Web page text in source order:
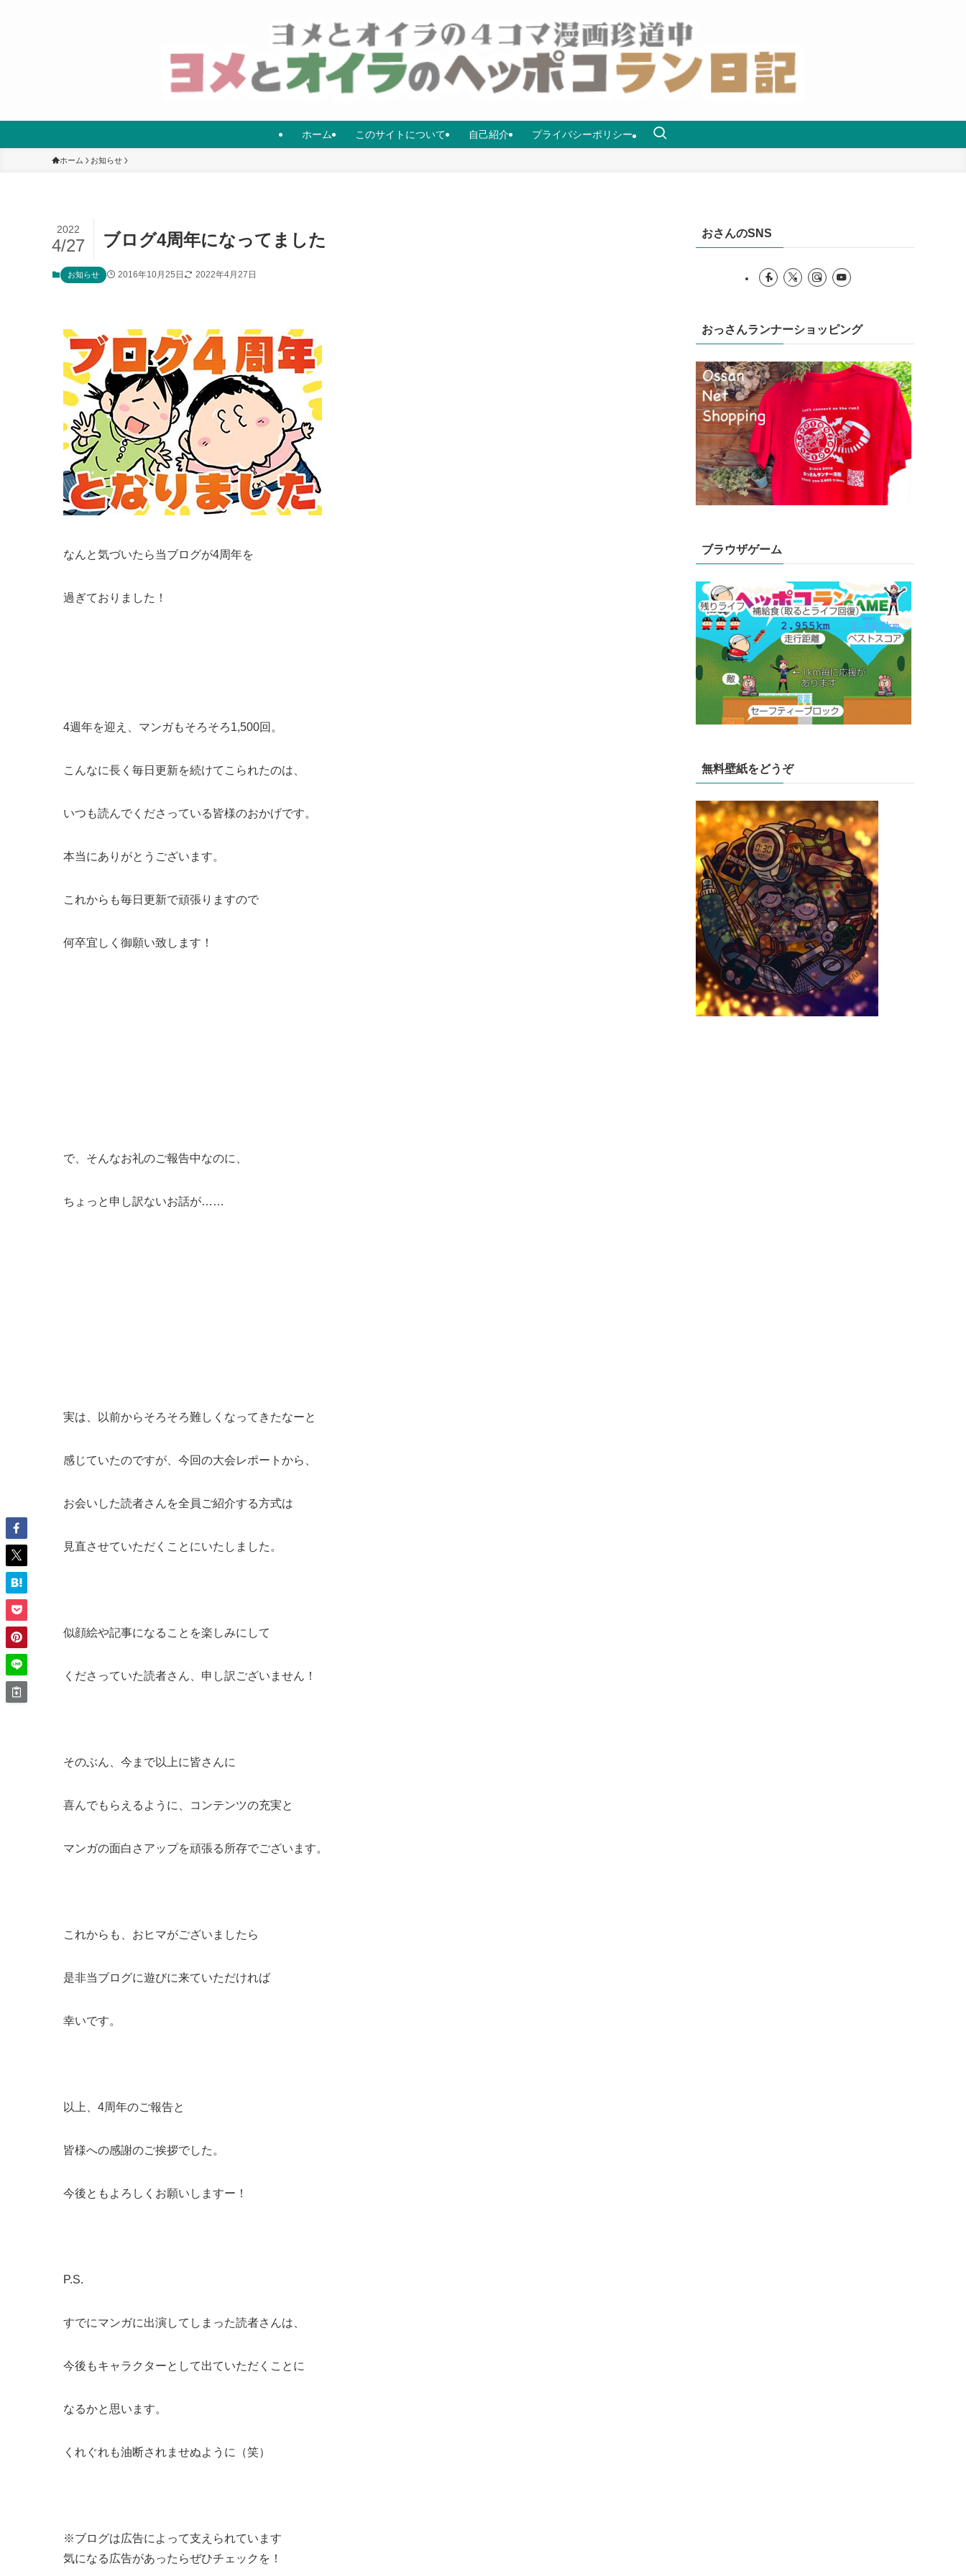
ホーム このサイトについて 自己紹介 プライバシーポリシー
ホーム お知らせ
ブログ4周年になってました
2022
4/27
お知らせ 2016年10月25日 2022年4月27日
なんと気づいたら当ブログが4周年を
過ぎておりました！
4週年を迎え、マンガもそろそろ1,500回。
こんなに長く毎日更新を続けてこられたのは、
いつも読んでくださっている皆様のおかげです。
本当にありがとうございます。
これからも毎日更新で頑張りますので
何卒宜しく御願い致します！
で、そんなお礼のご報告中なのに、
ちょっと申し訳ないお話が……
実は、以前からそろそろ難しくなってきたなーと
感じていたのですが、今回の大会レポートから、
お会いした読者さんを全員ご紹介する方式は
見直させていただくことにいたしました。
似顔絵や記事になることを楽しみにして
くださっていた読者さん、申し訳ございません！
そのぶん、今まで以上に皆さんに
喜んでもらえるように、コンテンツの充実と
マンガの面白さアップを頑張る所存でございます。
これからも、おヒマがございましたら
是非当ブログに遊びに来ていただければ
幸いです。
以上、4周年のご報告と
皆様への感謝のご挨拶でした。
今後ともよろしくお願いしますー！
P.S.
すでにマンガに出演してしまった読者さんは、
今後もキャラクターとして出ていただくことに
なるかと思います。
くれぐれも油断されませぬように（笑）
※ブログは広告によって支えられています
気になる広告があったらぜひチェックを！
おさんのSNS
おっさんランナーショッピング
ブラウザゲーム
無料壁紙をどうぞ